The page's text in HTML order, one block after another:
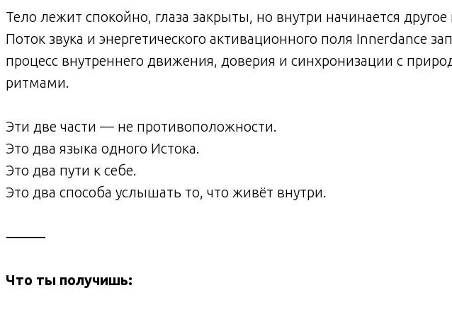
Тело лежит спокойно, глаза закрыты, но внутри начинается другое
Поток звука и энергетического активационного поля Innerdance
процесс внутреннего движения, доверия и синхронизации с
ритмами.
Эти две части — не противоположности.
Это два языка одного Истока.
Это два пути к себе.
Это два способа услышать то, что живёт внутри.
⸻
Что ты получишь: